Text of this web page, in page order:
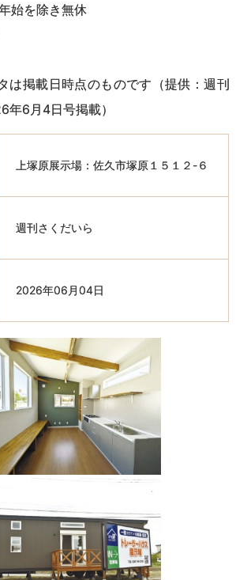
始を除き無休
は掲載日時点のものです（提供：週刊
年6月4日号掲載）
上塚原展示場：佐久市塚原１５１２-６
週刊さくだいら
2026年06月04日